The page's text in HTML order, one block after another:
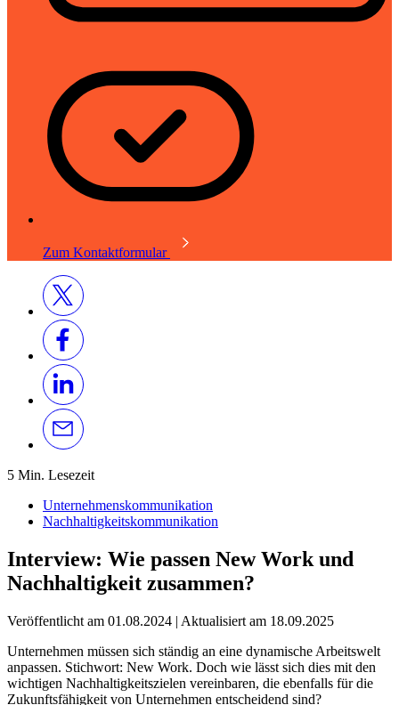
Zum Kontaktformular
5 Min. Lesezeit
Unternehmenskommunikation
Nachhaltigkeitskommunikation
Interview: Wie passen New Work und
Nachhaltigkeit zusammen?
Veröffentlicht am 01.08.2024 | Aktualisiert am 18.09.2025
Unternehmen müssen sich ständig an eine dynamische Arbeitswelt
anpassen. Stichwort: New Work. Doch wie lässt sich dies mit den
wichtigen Nachhaltigkeitszielen vereinbaren, die ebenfalls für die
Zukunftsfähigkeit von Unternehmen entscheidend sind?